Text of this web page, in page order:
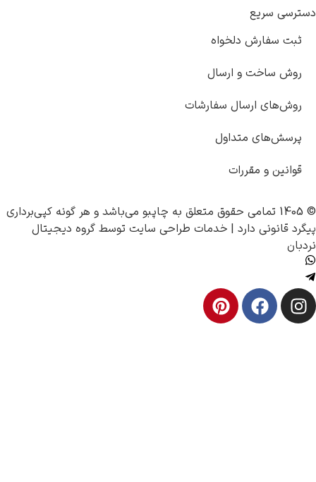
سریع
دلخواه
ساخت و ارسال
ارسال سفارشات
متداول
و مقررات
چاپبومی‌باشد و هر گونه کپی‌برداری
دارد |خدمات طراحی سایت توسط گروه دیجیتال